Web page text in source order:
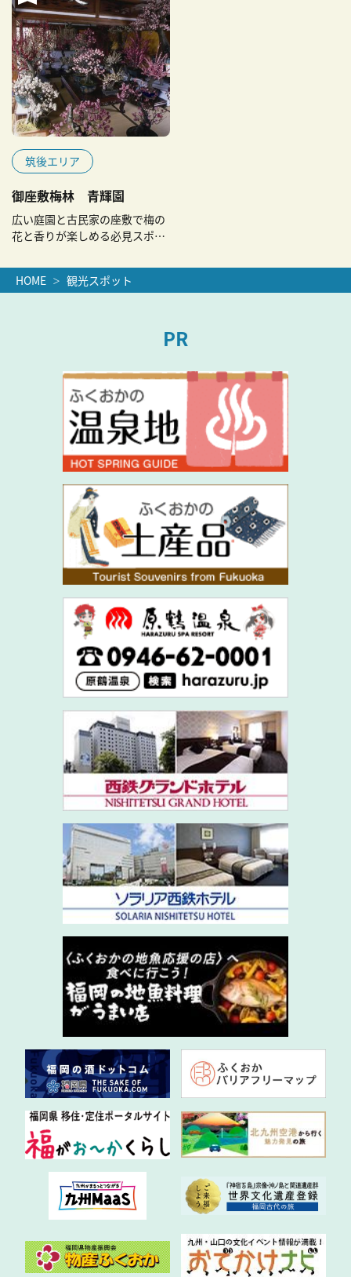
筑後エリア
御座敷梅林 青輝園
広い庭園と古民家の座敷で梅の
花と香りが楽しめる必見スポッ
HOME
観光スポット
PR